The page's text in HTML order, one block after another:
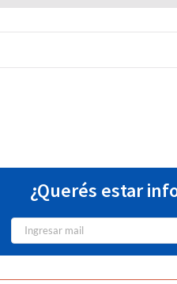
¿Querés estar